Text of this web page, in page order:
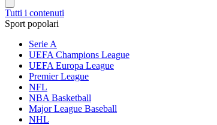
Tutti i contenuti
Sport popolari
Serie A
UEFA Champions League
UEFA Europa League
Premier League
NFL
NBA Basketball
Major League Baseball
NHL